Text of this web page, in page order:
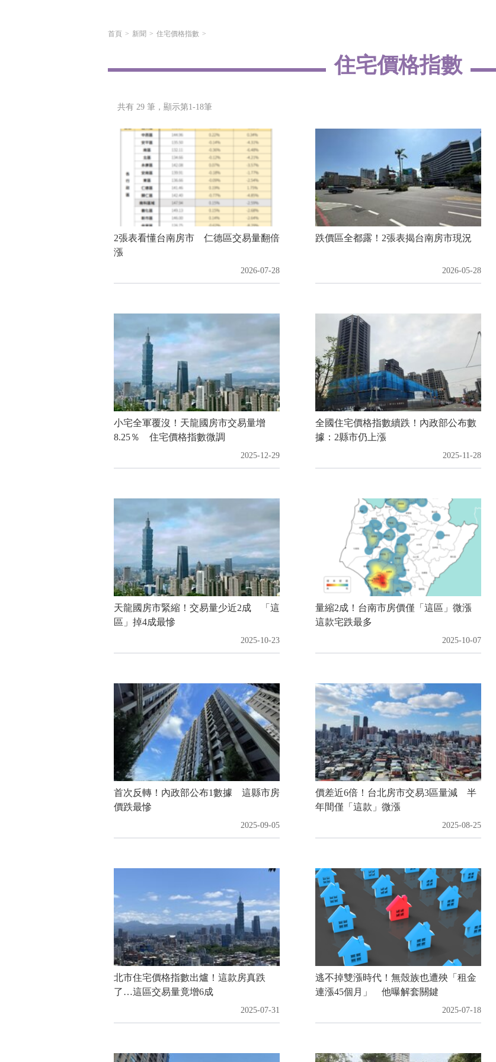
首頁 新聞 住宅價格指數
住宅價格指數
共有 29 筆， 顯示第1-18筆
2張表看懂台南房市 仁德區交易量翻倍
漲
2026-07-28
跌價區全都露！2張表揭台南房市現況
2026-05-28
小宅全軍覆沒！天龍國房市交易量增
8.25％ 住宅價格指數微調
2025-12-29
全國住宅價格指數續跌！內政部公布數
據：2縣市仍上漲
2025-11-28
天龍國房市緊縮！交易量少近2成 「這
區」掉4成最慘
2025-10-23
量縮2成！台南市房價僅「這區」微漲
這款宅跌最多
2025-10-07
首次反轉！內政部公布1數據 這縣市房
價跌最慘
2025-09-05
價差近6倍！台北房市交易3區量減 半
年間僅「這款」微漲
2025-08-25
北市住宅價格指數出爐！這款房真跌
了…這區交易量竟增6成
2025-07-31
逃不掉雙漲時代！無殼族也遭殃「租金
連漲45個月」 他曝解套關鍵
2025-07-18